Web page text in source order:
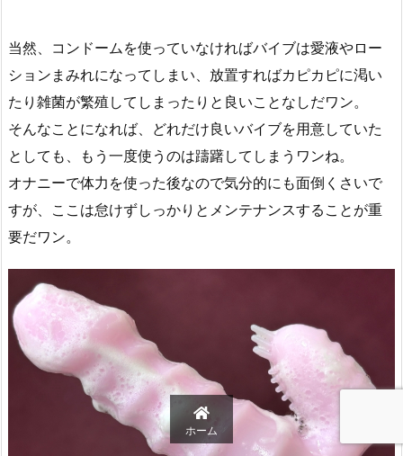
当然、コンドームを使っていなければバイブは愛液やロー
ションまみれになってしまい、放置すればカピカピに渇い
たり雑菌が繁殖してしまったりと良いことなしだワン。
そんなことになれば、どれだけ良いバイブを用意していた
としても、もう一度使うのは躊躇してしまうワンね。
オナニーで体力を使った後なので気分的にも面倒くさいで
すが、ここは怠けずしっかりとメンテナンスすることが重
要だワン。
ホーム